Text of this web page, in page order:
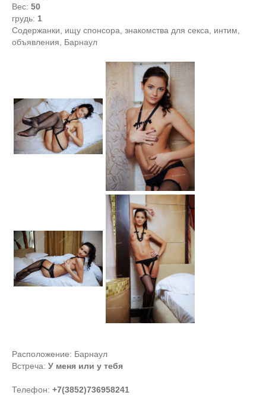
Вес: 50
грудь: 1
Содержанки, ищу спонсора, знакомства для секса, интим,
объявления, Барнаул
Расположение: Барнаул
Встреча: У меня или у тебя
Телефон: +7(3852)736958241